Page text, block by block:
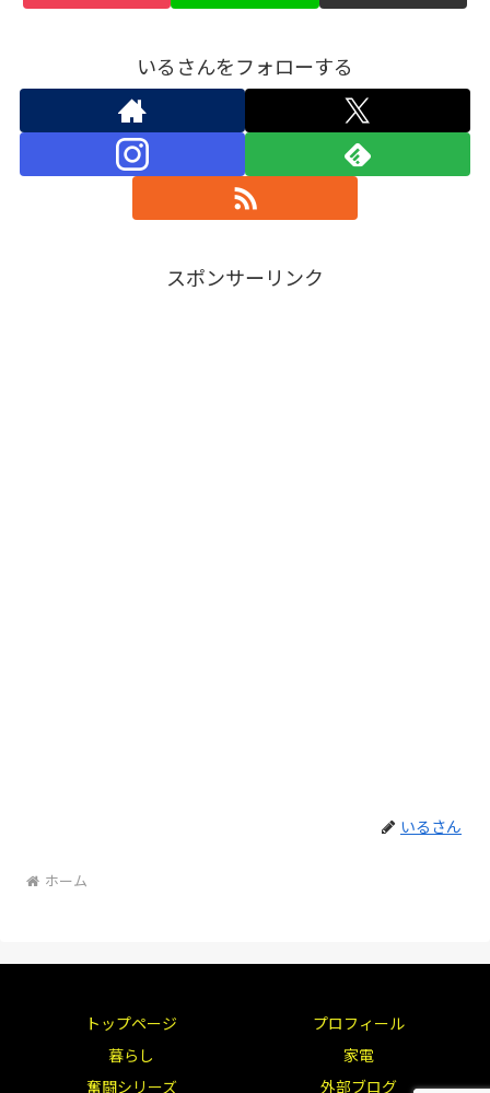
いるさんをフォローする
スポンサーリンク
いるさん
ホーム
トップページ
プロフィール
暮らし
家電
奮闘シリーズ
外部ブログ